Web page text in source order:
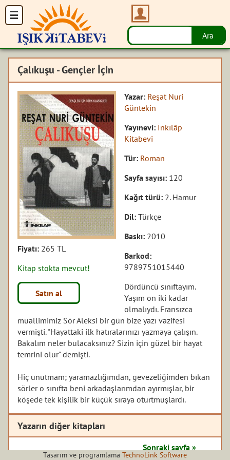
Çalıkuşu - Gençler İçin
Fiyatı: 265 TL
Kitap stokta mevcut!
Satın al
Yazar: Reşat Nuri
Güntekin
Yayınevi: İnkılâp
Kitabevi
Tür: Roman
Sayfa sayısı: 120
Kağıt türü: 2. Hamur
Dil:Türkçe
Baskı: 2010
Barkod:
9789751015440
Dördüncü sınıftayım.
Yaşım on iki kadar
olmalıydı. Fransızca
muallimimiz Sör Aleksi bir gün bize yazı vazifesi
vermişti. "Hayattaki ilk hatıralarınızı yazmaya çalışın.
Bakalım neler bulacaksınız? Sizin için güzel bir hayat
temrini olur" demişti.
Hiç unutmam; yaramazlığımdan, gevezeliğimden bıkan
sörler o sınıfta beni arkadaşlarımdan ayırmışlar, bir
köşede tek kişilik bir küçük sıraya oturtmuşlardı.
Yazarın diğer kitapları
Sonraki sayfa »
Tasarım ve programlama TechnoLink Software